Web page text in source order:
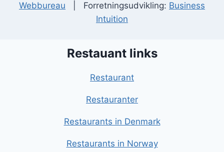
Webbureau | Forretningsudvikling: Business
Intuition
Restauant links
Restaurant
Restauranter
Restaurants in Denmark
Restaurants in Norway